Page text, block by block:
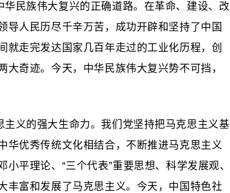
民族伟大复兴的正确道路。 在革命、建设、改
导人民历尽千辛万苦，成功开辟和坚持了中国
就走完发达国家几百年走过的工业化历程，创
大奇迹。今天，中华民族伟大复兴势不可挡，
主义的强大生命力。我们党坚持把马克思主义基
华优秀传统文化相结合，不断推进马克思主义
平理论、“三个代表”重要思想、科学发展观、
丰富和发展了马克思主义。今天，中国特色社